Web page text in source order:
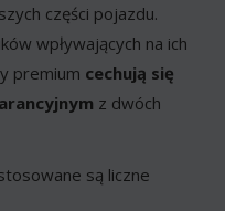
części pojazdu.
wpływających na ich
premium cechują się
z dwóch
są liczne